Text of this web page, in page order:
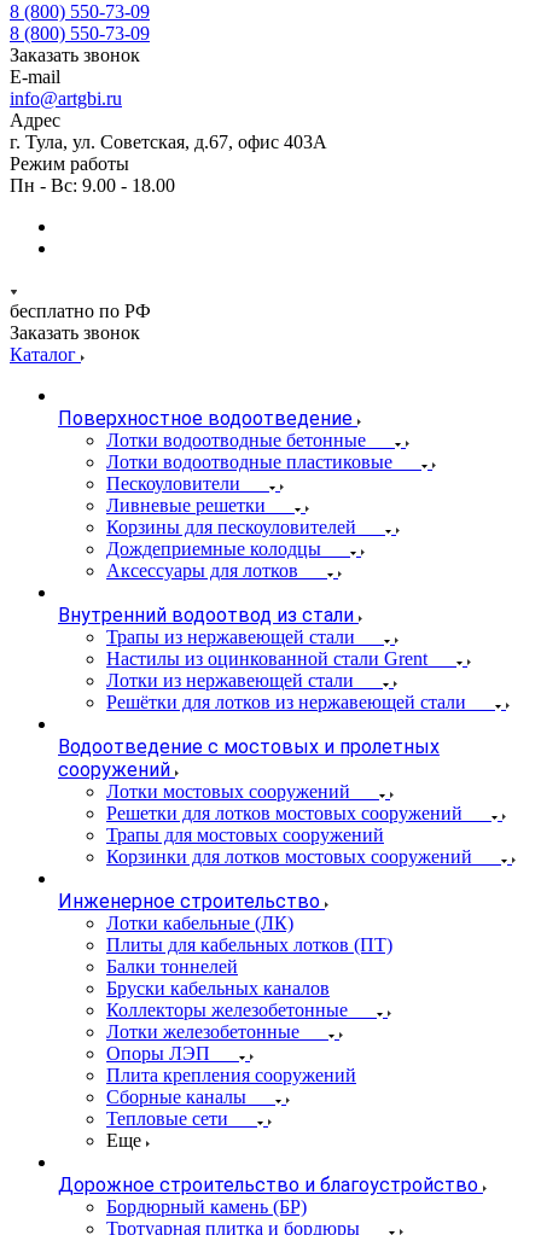
8 (800) 550-73-09
8 (800) 550-73-09
Заказать звонок
E-mail
info@artgbi.ru
Адрес
г. Тула, ул. Советская, д.67, офис 403А
Режим работы
Пн - Вс: 9.00 - 18.00
бесплатно по РФ
Заказать звонок
Каталог
Поверхностное водоотведение
Лотки водоотводные бетонные
Лотки водоотводные пластиковые
Пескоуловители
Ливневые решетки
Корзины для пескоуловителей
Дождеприемные колодцы
Аксессуары для лотков
Внутренний водоотвод из стали
Трапы из нержавеющей стали
Настилы из оцинкованной стали Grent
Лотки из нержавеющей стали
Решётки для лотков из нержавеющей стали
Водоотведение с мостовых и пролетных
сооружений
Лотки мостовых сооружений
Решетки для лотков мостовых сооружений
Трапы для мостовых сооружений
Корзинки для лотков мостовых сооружений
Инженерное строительство
Лотки кабельные (ЛК)
Плиты для кабельных лотков (ПТ)
Балки тоннелей
Бруски кабельных каналов
Коллекторы железобетонные
Лотки железобетонные
Опоры ЛЭП
Плита крепления сооружений
Сборные каналы
Тепловые сети
Еще
Дорожное строительство и благоустройство
Бордюрный камень (БР)
Тротуарная плитка и бордюры